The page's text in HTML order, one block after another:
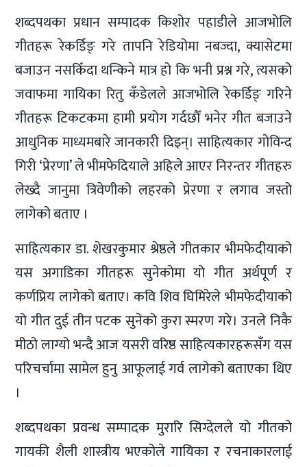
शब्दपथका प्रधान सम्पादक किशोर पहाडीले आजभोलि
गीतहरू रेकर्डिङ् गरे तापनि रेडियोमा नबज्दा, क्यासेटमा
बजाउन नसकिँदा थन्किने मात्र हो कि भनी प्रश्न गरे, त्यसको
जवाफमा गायिका रितु कँडेलले आजभोलि रेकर्डिङ् गरिने
गीतहरू टिकटकमा हामी प्रयोग गर्दछौँ भनेर गीत बजाउने
आधुनिक माध्यमबारे जानकारी दिइन्। साहित्यकार गोविन्द
गिरी ‘प्रेरणा’ ले भीमफेदियाले अहिले आएर निरन्तर गीतहरु
लेख्दै जानुमा त्रिवेणीको लहरको प्रेरणा र लगाव जस्तो
लागेको बताए ।
साहित्यकार डा. शेखरकुमार श्रेष्ठले गीतकार भीमफेदीयाको
यस अगाडिका गीतहरू सुनेकोमा यो गीत अर्थपूर्ण र
कर्णप्रिय लागेको बताए। कवि शिव घिमिरेले भीमफेदीयाको
यो गीत दुई तीन पटक सुनेको कुरा स्मरण गरे। उनले निकै
मीठो लाग्यो भन्दै आज यसरी वरिष्ठ साहित्यकारहरूसँग यस
परिचर्चामा सामेल हुनु आफूलाई गर्व लागेको बताएका थिए
।
शब्दपथका प्रवन्ध सम्पादक मुरारि सिग्देलले यो गीतको
गायकी शैली शास्त्रीय भएकोले गायिका र रचनाकारलाई